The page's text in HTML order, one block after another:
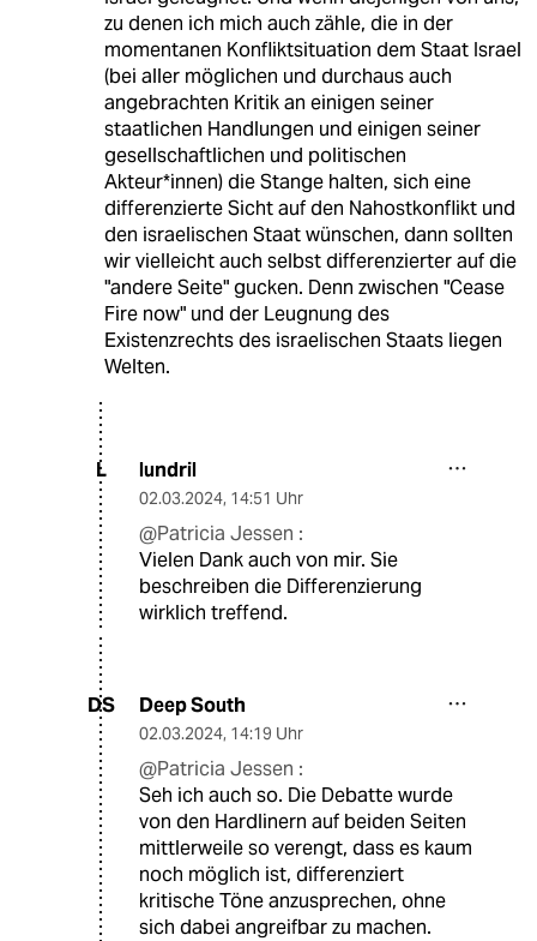
zu denen ich mich auch zähle, die in der
momentanen Konfliktsituation dem Staat Israel
(bei aller möglichen und durchaus auch
angebrachten Kritik an einigen seiner
staatlichen Handlungen und einigen seiner
gesellschaftlichen und politischen
Akteur*innen) die Stange halten, sich eine
differenzierte Sicht auf den Nahostkonflikt und
den israelischen Staat wünschen, dann sollten
wir vielleicht auch selbst differenzierter auf die
"andere Seite" gucken. Denn zwischen "Cease
Fire now" und der Leugnung des
Existenzrechts des israelischen Staats liegen
Welten.
L lundril
02.03.2024, 14:51 Uhr
@Patricia Jessen :
Vielen Dank auch von mir. Sie
beschreiben die Differenzierung
wirklich treffend.
DS Deep South
02.03.2024, 14:19 Uhr
@Patricia Jessen :
Seh ich auch so. Die Debatte wurde
von den Hardlinern auf beiden Seiten
mittlerweile so verengt, dass es kaum
noch möglich ist, differenziert
kritische Töne anzusprechen, ohne
sich dabei angreifbar zu machen.